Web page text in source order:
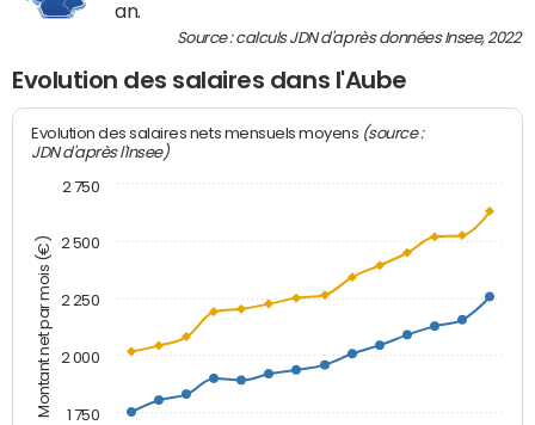
an.
Source : calculs JDN d'après données Insee, 2022
Evolution des salaires dans l'Aube
Montant net par mois (€)
Evolution des salaires nets mensuels moyens (source :
JDN d'après l'Insee)
1 750
2 000
2 250
2 500
2 750